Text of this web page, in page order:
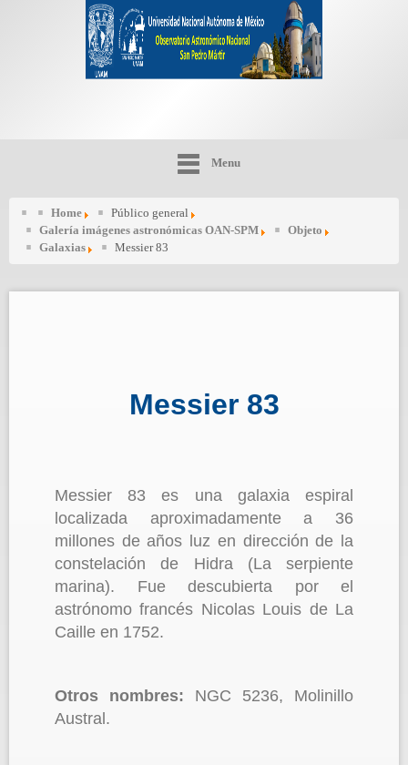
Menu
Home
Público general
Galería imágenes astronómicas OAN-SPM
Objeto
Galaxias
Messier 83
Messier 83
Messier 83 es una galaxia espiral
localizada aproximadamente a 36
millones de años luz en dirección de la
constelación de Hidra (La serpiente
marina). Fue descubierta por el
astrónomo francés Nicolas Louis de La
Caille en 1752.
Otros nombres: NGC 5236, Molinillo
Austral.